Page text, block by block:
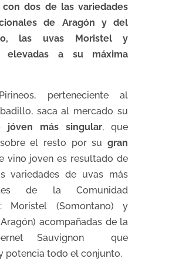
con dos de las variedades
de Aragón y del
las uvas Moristel y
elevadas a su máxima
perteneciente al
saca al mercado su
jóven más singular, que
sobre el resto por sugran
vino joven es resultado de
variedades de uvas más
de la Comunidad
Moristel (Somontano) y
acompañadas de la
Sauvignon que
potencia todo el conjunto.